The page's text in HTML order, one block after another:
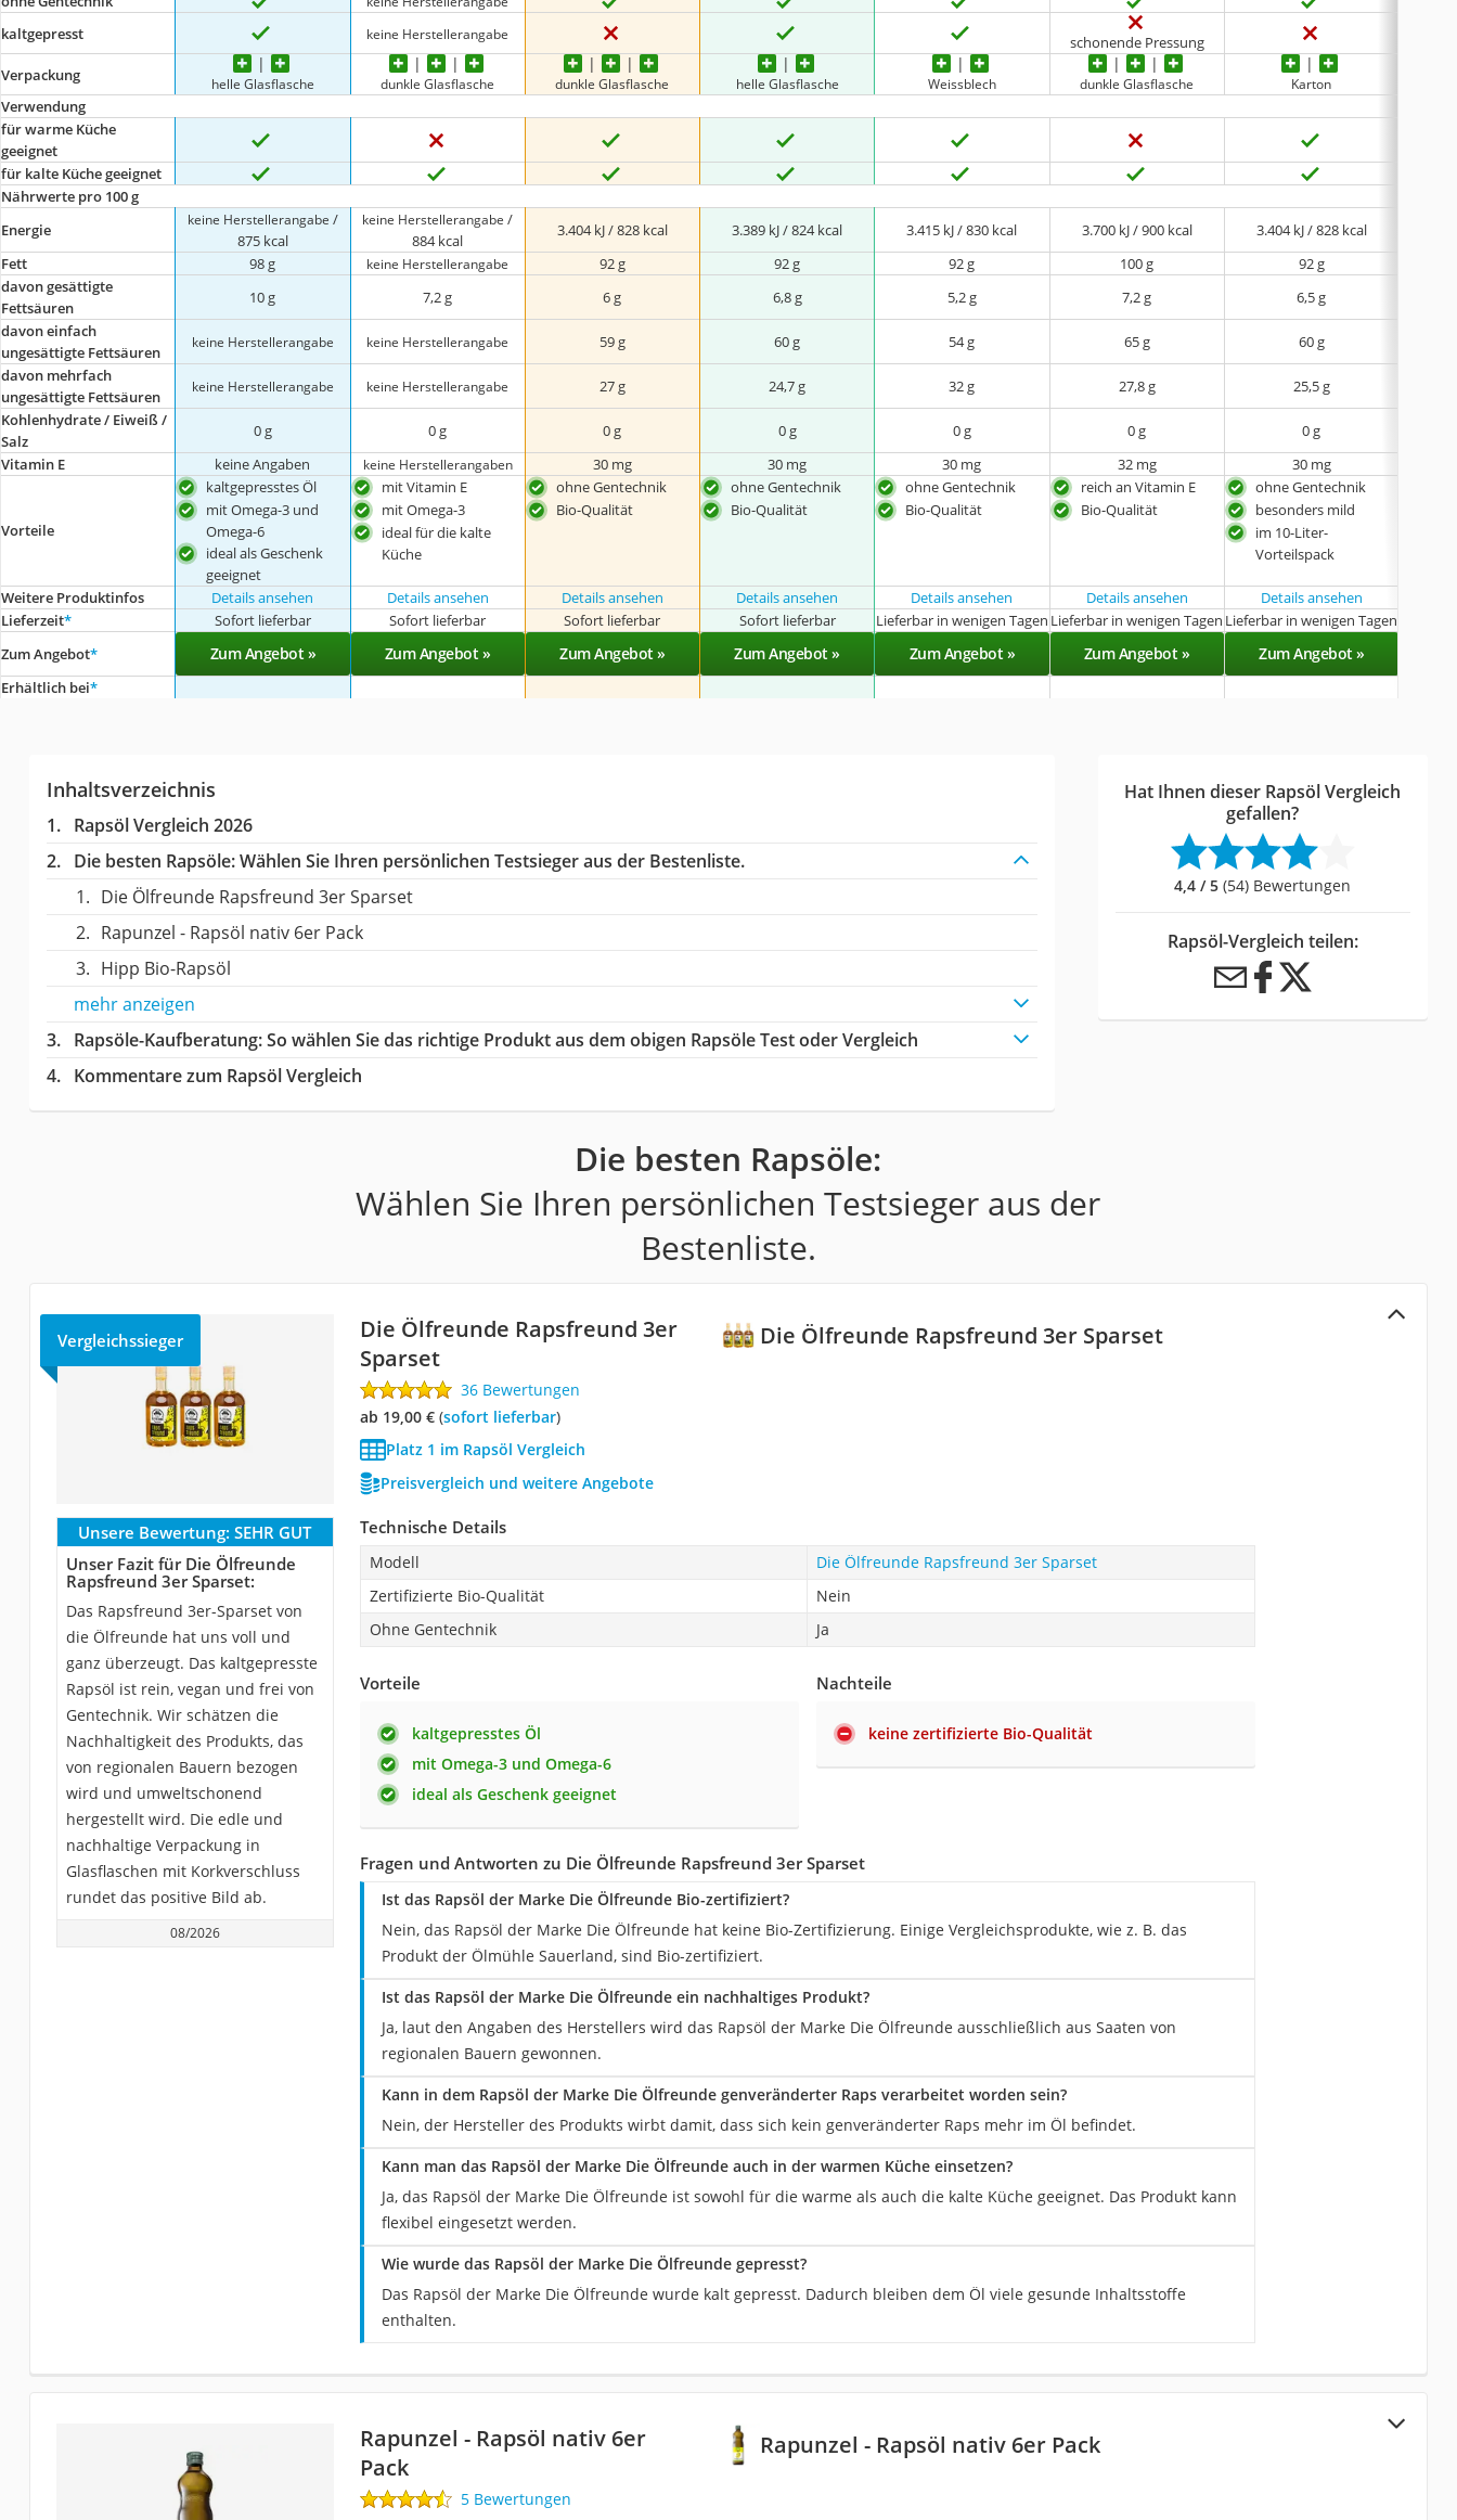
kaltgepresst keine Herstellerangabe
schonende Pressung
Verpackung
helle Glasflasche dunkle Glasflasche dunkle Glasflasche helle Glasflasche Weissblech dunkle Glasflasche Karton
Verwendung
für warme Küche
geeignet
für kalte Küche geeignet
Nährwerte pro 100 g
Energie
keine Herstellerangabe /
875 kcal
keine Herstellerangabe /
884 kcal
3.404 kJ / 828 kcal 3.389 kJ / 824 kcal 3.415 kJ / 830 kcal 3.700 kJ / 900 kcal 3.404 kJ / 828 kcal
Fett
98 g keine Herstellerangabe 92 g 92 g 92 g 100 g
92 g
davon gesättigte
Fettsäuren
10 g 7,2 g 6 g 6,8 g 5,2 g 7,2 g
6,5 g
davon einfach
ungesättigte Fettsäuren
keine Herstellerangabe keine Herstellerangabe 59 g 60 g 54 g 65 g
60 g
davon mehrfach
ungesättigte Fettsäuren
keine Herstellerangabe keine Herstellerangabe 27 g 24,7 g 32 g 27,8 g
25,5 g
Kohlenhydrate / Eiweiß /
Salz
0 g 0 g 0 g 0 g 0 g 0 g
0 g
Vitamin E
keine Angaben keine Herstellerangaben 30 mg 30 mg 30 mg 32 mg 30 mg
Vorteile
kaltgepresstes Öl
mit Omega-3 und
Omega-6
ideal als Geschenk
geeignet
mit Vitamin E
mit Omega-3
ideal für die kalte
Küche
ohne Gentechnik
Bio-Qualität
ohne Gentechnik
Bio-Qualität
ohne Gentechnik
Bio-Qualität
reich an Vitamin E
Bio-Qualität
ohne Gentechnik
besonders mild
im 10-Liter-
Vorteilspack
Weitere Produktinfos Details ansehen Details ansehen Details ansehen Details ansehen Details ansehen Details ansehen
Details ansehen
Lieferzeit* Sofort lieferbar Sofort lieferbar Sofort lieferbar Sofort lieferbar Lieferbar in wenigen Tagen Lieferbar in wenigen Tagen Lieferbar in wenigen Tagen
Zum Angebot* Zum Angebot » Zum Angebot » Zum Angebot » Zum Angebot » Zum Angebot » Zum Angebot » Zum Angebot »
Erhältlich bei*
Inhaltsverzeichnis
Rapsöl Vergleich 2026
Die besten Rapsöle:Wählen Sie Ihren persönlichen Testsieger aus der Bestenliste.
Die Ölfreunde Rapsfreund 3er Sparset
Rapunzel - Rapsöl nativ 6er Pack
Hipp Bio-Rapsöl
mehr anzeigen
Rapsöle-Kaufberatung: So wählen Sie das richtige Produkt aus dem obigen Rapsöle Test oder Vergleich
Kommentare zum Rapsöl Vergleich
Hat Ihnen dieser Rapsöl Vergleich
gefallen?
4,4 / 5 (54) Bewertungen
Rapsöl-Vergleich teilen:
Die besten Rapsöle:
Wählen Sie Ihren persönlichen Testsieger aus der
Bestenliste.
Die Ölfreunde Rapsfreund 3er Sparset
Vergleichssieger
Die Ölfreunde Rapsfreund 3er
Sparset
36 Bewertungen
ab 19,00 €( Sofort lieferbar)
Platz 1 im Rapsöl Vergleich
Preisvergleich und weitere Angebote
Unsere Bewertung: SEHR GUT
Unser Fazit für Die Ölfreunde
Rapsfreund 3er Sparset:
Das Rapsfreund 3er-Sparset von
die Ölfreunde hat uns voll und
ganz überzeugt. Das kaltgepresste
Rapsöl ist rein, vegan und frei von
Gentechnik. Wir schätzen die
Nachhaltigkeit des Produkts, das
von regionalen Bauern bezogen
wird und umweltschonend
hergestellt wird. Die edle und
nachhaltige Verpackung in
Glasflaschen mit Korkverschluss
rundet das positive Bild ab.
08/2026
Technische Details
Modell
Die Ölfreunde Rapsfreund 3er Sparset
Zertifizierte Bio-Qualität
Nein
Ohne Gentechnik
Ja
Vorteile
kaltgepresstes Öl
mit Omega-3 und Omega-6
ideal als Geschenk geeignet
Nachteile
keine zertifizierte Bio-Qualität
Fragen und Antworten zu Die Ölfreunde Rapsfreund 3er Sparset
Ist das Rapsöl der Marke Die Ölfreunde Bio-zertifiziert?
Nein, das Rapsöl der Marke Die Ölfreunde hat keine Bio-Zertifizierung. Einige Vergleichsprodukte, wie z. B. das
Produkt der Ölmühle Sauerland, sind Bio-zertifiziert.
Ist das Rapsöl der Marke Die Ölfreunde ein nachhaltiges Produkt?
Ja, laut den Angaben des Herstellers wird das Rapsöl der Marke Die Ölfreunde ausschließlich aus Saaten von
regionalen Bauern gewonnen.
Kann in dem Rapsöl der Marke Die Ölfreunde genveränderter Raps verarbeitet worden sein?
Nein, der Hersteller des Produkts wirbt damit, dass sich kein genveränderter Raps mehr im Öl befindet.
Kann man das Rapsöl der Marke Die Ölfreunde auch in der warmen Küche einsetzen?
Ja, das Rapsöl der Marke Die Ölfreunde ist sowohl für die warme als auch die kalte Küche geeignet. Das Produkt kann
flexibel eingesetzt werden.
Wie wurde das Rapsöl der Marke Die Ölfreunde gepresst?
Das Rapsöl der Marke Die Ölfreunde wurde kalt gepresst. Dadurch bleiben dem Öl viele gesunde Inhaltsstoffe
enthalten.
Rapunzel - Rapsöl nativ 6er Pack
Rapunzel - Rapsöl nativ 6er
Pack
5 Bewertungen